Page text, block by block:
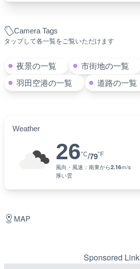
Camera Tags
タップして各一覧をご覧いただけます
夜景の一覧 市街地の一覧
羽田空港の一覧
道路の一覧
Weather
26°C/79°F
風向・風速： 南東から2.16ｍ/s
厚い雲
MAP
Sponsored Link